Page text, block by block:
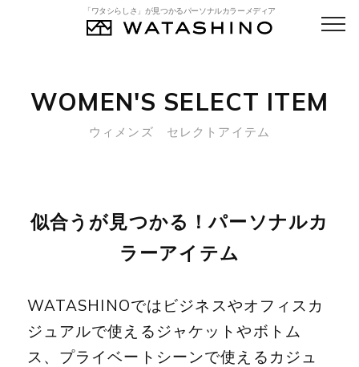
「ワタシらしさ」が見つかるパーソナルカラーメディア
WOMEN'S SELECT ITEM
ウィメンズ セレクトアイテム
似合うが見つかる！パーソナルカ
ラーアイテム
WATASHINOではビジネスやオフィスカ
ジュアルで使えるジャケットやボトム
ス、プライベートシーンで使えるカジュ